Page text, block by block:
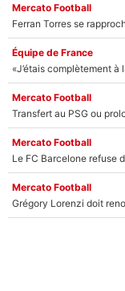
Mercato Football
Équipe de France
Mercato Football
Mercato Football
Mercato Football